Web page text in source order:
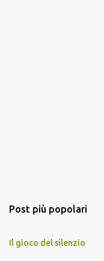
Post più popolari
Il gioco del silenzio